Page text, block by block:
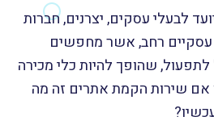
לבעלי עסקים, יצרנים, חברות
עסקיים רחב, אשר מחפשים
שהופך להיות כלי מכירה
אם שירות הקמת אתרים זה מה